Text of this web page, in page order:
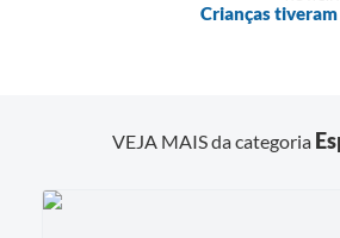
Crianças
VEJA MAIS da categoria